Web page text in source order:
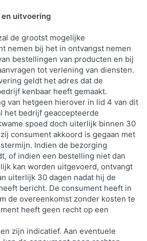
uitvoering
de grootst mogelijke
nemen bij het in ontvangst nemen
bestellingen van producten en bij
tot verlening van diensten.
geldt het adres dat de
kenbaar heeft gemaakt.
van hetgeen hierover in lid 4 van dit
het bedrijf geaccepteerde
spoed doch uiterlijk binnen 30
consument akkoord is gegaan met
Indien de bezorging
of indien een bestelling niet dan
kan worden uitgevoerd, ontvangt
uiterlijk 30 dagen nadat hij de
bericht. De consument heeft in
de overeenkomst zonder kosten te
heeft geen recht op een
zijn indicatief. Aan eventuele